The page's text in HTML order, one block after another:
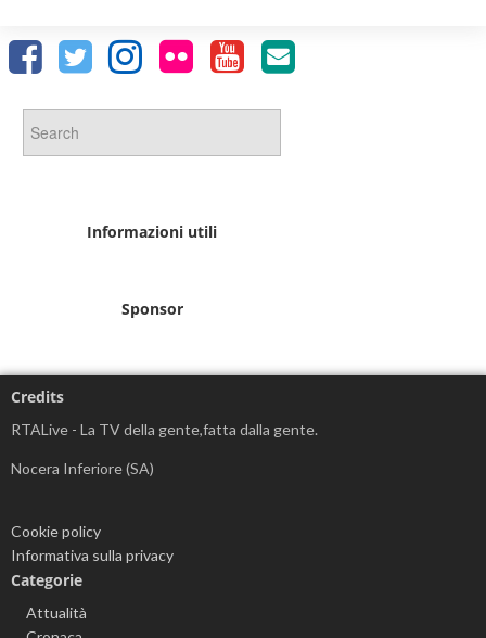
Informazioni utili
Sponsor
Credits
RTALive - La TV della gente,fatta dalla gente.
Nocera Inferiore (SA)
Cookie policy
Informativa sulla privacy
Categorie
Attualità